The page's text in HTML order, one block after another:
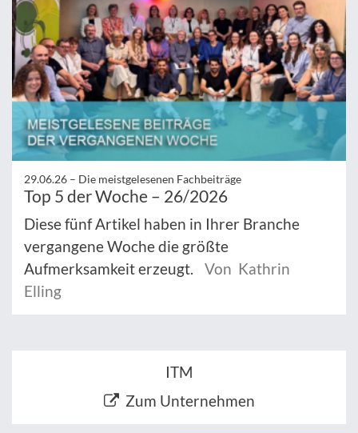
29.06.26 – Die meistgelesenen Fachbeiträge
Top 5 der Woche – 26/2026
Diese fünf Artikel haben in Ihrer Branche
vergangene Woche die größte
Aufmerksamkeit erzeugt.
Von Kathrin
Elling
ITM
Zum Unternehmen